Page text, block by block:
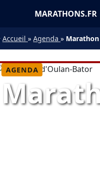
MARATHONS.FR
Accueil » Agenda » Marathon
AGENDA